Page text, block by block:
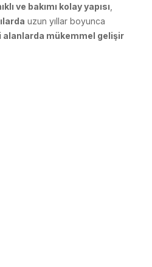
ve bakımı kolay yapısı
uzun yıllar boyunca
alanlarda mükemmel gelişir